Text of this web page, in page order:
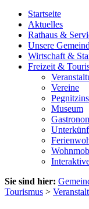
Startseite
Aktuelles
Rathaus &
Unsere
Wirtschaft &
Freizeit &
Vereine
Museum
Sie sind hier:
Tourismus >